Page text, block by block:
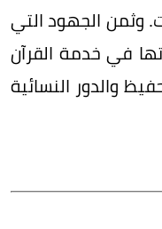
وثمن الجهود التي
في خدمة القرآن
والدور النسائية